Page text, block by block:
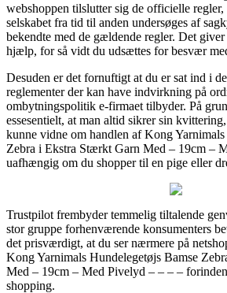
webshoppen tilslutter sig de officielle
selskabet fra tid til anden undersøges af
bekendte med de gældende regler. Det
hjælp, for så vidt du udsættes for besvær
Desuden er det fornuftigt at du er sat ind i
reglementer der kan have indvirkning på
ombytningspolitik e-firmaet tilbyder. På
essesentielt, at man altid sikrer sin
kunne vidne om handlen af Kong
Zebra i Ekstra Stærkt Garn Med – 19cm –
uafhængig om du shopper til en pige eller
Trustpilot frembyder temmelig tiltalende
stor gruppe forhenværende konsumenters
det prisværdigt, at du ser nærmere på
Kong Yarnimals Hundelegetøjs Bamse
Med – 19cm – Med Pivelyd – – – –
shopping.